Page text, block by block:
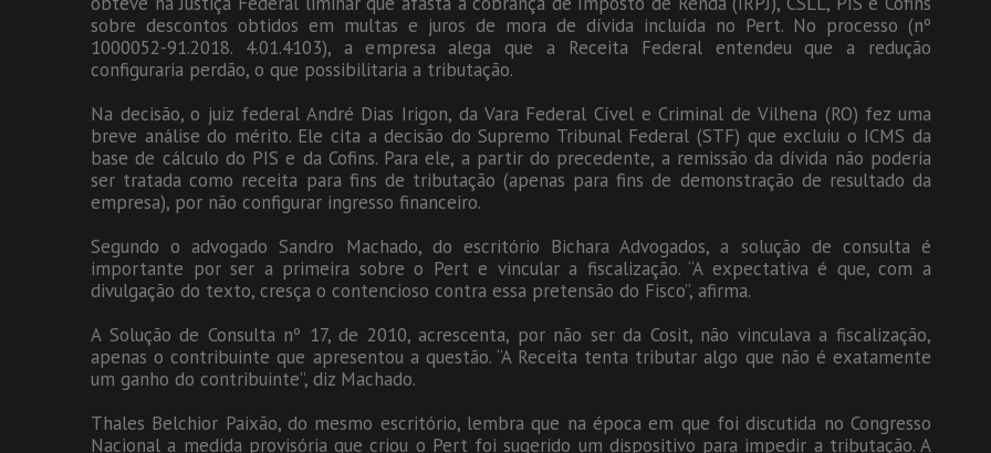
sobre descontos obtidos em multas e juros de mora de dívida incluída no Pert. No processo (nº
1000052-91.2018. 4.01.4103), a empresa alega que a Receita Federal entendeu que a redução
configuraria perdão, o que possibilitaria a tributação.
Na decisão, o juiz federal André Dias Irigon, da Vara Federal Cível e Criminal de Vilhena (RO) fez uma
breve análise do mérito. Ele cita a decisão do Supremo Tribunal Federal (STF) que excluiu o ICMS da
base de cálculo do PIS e da Cofins. Para ele, a partir do precedente, a remissão da dívida não poderia
ser tratada como receita para fins de tributação (apenas para fins de demonstração de resultado da
empresa), por não configurar ingresso financeiro.
Segundo o advogado Sandro Machado, do escritório Bichara Advogados, a solução de consulta é
importante por ser a primeira sobre o Pert e vincular a fiscalização. “A expectativa é que, com a
divulgação do texto, cresça o contencioso contra essa pretensão do Fisco”, afirma.
A Solução de Consulta nº 17, de 2010, acrescenta, por não ser da Cosit, não vinculava a fiscalização,
apenas o contribuinte que apresentou a questão. “A Receita tenta tributar algo que não é exatamente
um ganho do contribuinte”, diz Machado.
Thales Belchior Paixão, do mesmo escritório, lembra que na época em que foi discutida no Congresso
Nacional a medida provisória que criou o Pert foi sugerido um dispositivo para impedir a tributação. A